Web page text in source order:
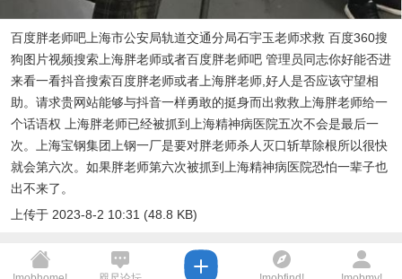
百度胖老师吧上海市公安局轨道交通分局石宇玉老师求救 百度360搜
狗图片视频搜索上海胖老师或者百度胖老师吧 管理员同志你好能否进
来看一看抖音搜索百度胖老师或者上海胖老师,好人是否应该守望相
助。请求贵网站能够与抖音一样勇敢的挺身而出救救上海胖老师给一
个话语权 上海胖老师已经被抓到上海精神病医院五次不会是最后一
次。上海宝钢集团上钢一厂是要对胖老师杀人灭口斩草除根所以很快
就会第六次。如果胖老师第六次被抓到上海精神病医院恐怕一辈子也
出不来了。
上传于 2023-8-2 10:31 (48.8 KB)